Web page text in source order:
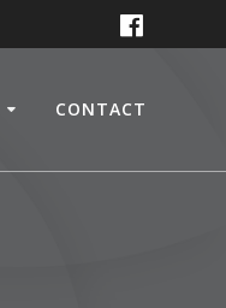
CONTACT